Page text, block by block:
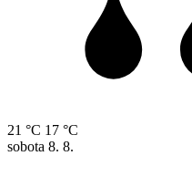
21 °C 17 °C
sobota 8. 8.